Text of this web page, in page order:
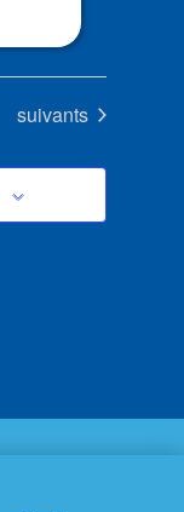
Évènements
suivants